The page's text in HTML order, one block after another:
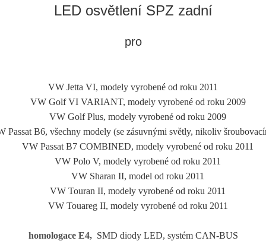
LED osvětlení SPZ zadní
pro
VW Jetta VI, modely vyrobené od roku 2011
VW Golf VI VARIANT, modely vyrobené od roku 2009
VW Golf Plus, modely vyrobené od roku 2009
B6, všechny modely (se zásuvnými světly, nikoliv
VW Passat B7 COMBINED, modely vyrobené od roku 2011
VW Polo V, modely vyrobené od roku 2011
VW Sharan II, model od roku 2011
VW Touran II, modely vyrobené od roku 2011
VW Touareg II, modely vyrobené od roku 2011
homologace E4, SMD diody LED, systém CAN-BUS